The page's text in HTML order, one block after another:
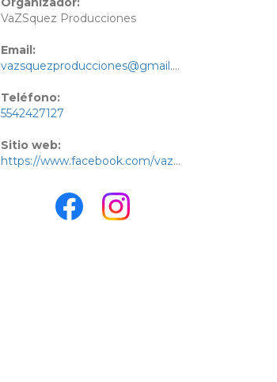
VaZSquez Producciones
Email:
vazsquezproducciones@gmail.com
Teléfono:
5542427127
Sitio web:
https://www.facebook.com/vazsquezproducciones